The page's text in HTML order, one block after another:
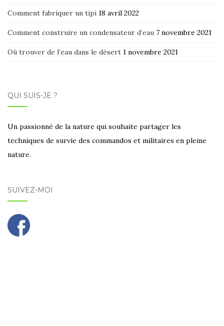
Comment fabriquer un tipi 18 avril 2022
Comment construire un condensateur d’eau 7 novembre 2021
Où trouver de l’eau dans le désert 1 novembre 2021
QUI SUIS-JE ?
Un passionné de la nature qui souhaite partager les
techniques de survie des commandos et militaires en pleine
nature.
SUIVEZ-MOI